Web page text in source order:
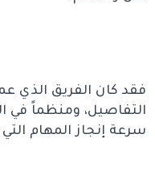
فقد كان الفريق الذي
التفاصيل، ومنظماً في
سرعة إنجاز المهام